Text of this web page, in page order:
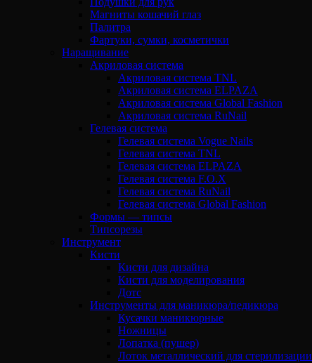
Магниты кошачий глаз
Палитра
Фартуки, сумки, косметички
Наращивание
Акриловая система
Акриловая система TNL
Акриловая система ELPAZA
Акриловая система Global Fashion
Акриловая система RuNail
Гелевая система
Гелевая система Vogue Nails
Гелевая система TNL
Гелевая система ELPAZA
Гелевая система F.O.X
Гелевая система RuNail
Гелевая система Global Fashion
Формы — типсы
Типсорезы
Инструмент
Кисти
Кисти для дизайна
Кисти для моделирования
Дотс
Инструменты для маникюра/педикюра
Кусачки маникюрные
Ножницы
Лопатка (пушер)
Лоток металлический для стерилизации